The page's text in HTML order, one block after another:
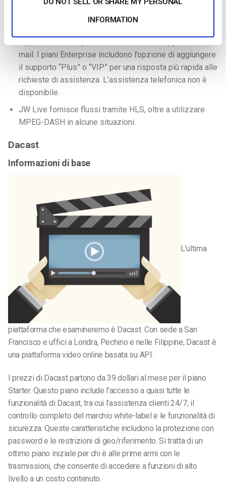
INFORMATION
l’integrazione della pubblicità VAST/VPAID.
mail. I piani Enterprise includono l’opzione di aggiungere
il supporto “Plus” o “VIP” per una risposta più rapida alle
richieste di assistenza. L’assistenza telefonica non è
disponibile.
JW Live fornisce flussi tramite HLS, oltre a utilizzare
MPEG-DASH in alcune situazioni.
Dacast
Informazioni di base
L’ultima
piattaforma che esamineremo è Dacast. Con sede a San
Francisco e uffici a Londra, Pechino e nelle Filippine, Dacast è
una piattaforma video online basata su API.
I prezzi di Dacast partono da 39 dollari al mese per il piano
Starter. Questo piano include l’accesso a quasi tutte le
funzionalità di Dacast, tra cui l’assistenza clienti 24/7, il
controllo completo del marchio white-label e le funzionalità di
sicurezza. Queste caratteristiche includono la protezione con
password e le restrizioni di geo/riferimento. Si tratta di un
ottimo piano iniziale per chi è alle prime armi con le
trasmissioni, che consente di accedere a funzioni di alto
livello a un costo contenuto.